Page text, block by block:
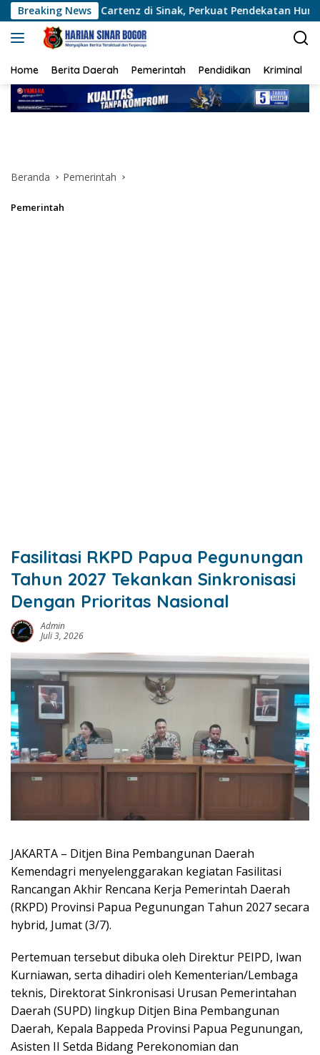
Langsung
ke
konten
Breaking News
di Sinak, Perkuat Pendekatan Humanis Bersama
Home Berita Daerah Pemerintah Pendidikan Kriminal
Beranda Pemerintah
Pemerintah
Fasilitasi RKPD Papua Pegunungan
Tahun 2027 Tekankan Sinkronisasi
Dengan Prioritas Nasional
Admin
Juli 3, 2026
JAKARTA – Ditjen Bina Pembangunan Daerah
Kemendagri menyelenggarakan kegiatan Fasilitasi
Rancangan Akhir Rencana Kerja Pemerintah Daerah
(RKPD) Provinsi Papua Pegunungan Tahun 2027 secara
hybrid, Jumat (3/7).
Pertemuan tersebut dibuka oleh Direktur PEIPD, Iwan
Kurniawan, serta dihadiri oleh Kementerian/Lembaga
teknis, Direktorat Sinkronisasi Urusan Pemerintahan
Daerah (SUPD) lingkup Ditjen Bina Pembangunan
Daerah, Kepala Bappeda Provinsi Papua Pegunungan,
Asisten II Setda Bidang Perekonomian dan